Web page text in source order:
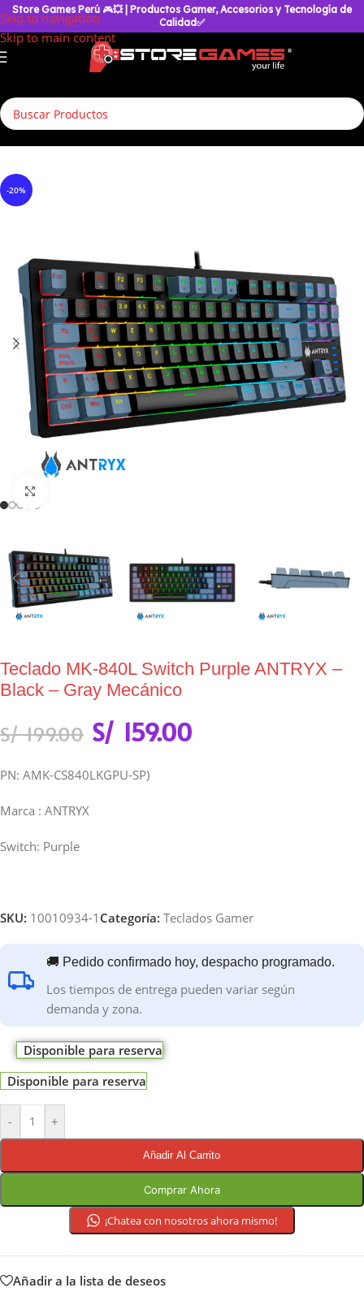
Skip to navigation
Skip to main content
Store Games Perú 🎮💥
| Productos Gamer, Accesorios y Tecnología de
Calidad✅
-20%
Teclado MK-840L Switch Purple ANTRYX –
Black – Gray Mecánico
S/199.00 S/ 159.00
PN: AMK-CS840LKGPU-SP)
Marca : ANTRYX
Switch: Purple
SKU: 10010934-1 Categoría: Teclados Gamer
🚚 Pedido confirmado hoy, despacho programado.
Los tiempos de entrega pueden variar según
demanda y zona.
Disponible para reserva
Disponible para reserva
- +
Añadir Al Carrito
Comprar Ahora
¡Chatea con nosotros ahora mismo!
Añadir a la lista de deseos